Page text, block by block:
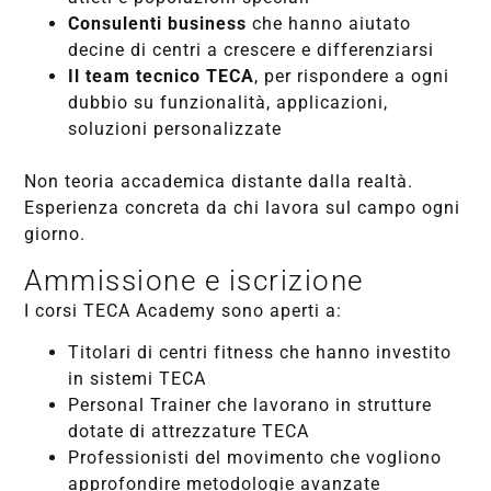
Consulenti business che hanno aiutato
decine di centri a crescere e differenziarsi
Il team tecnico TECA, per rispondere a ogni
dubbio su funzionalità, applicazioni,
soluzioni personalizzate
Non teoria accademica distante dalla realtà.
Esperienza concreta da chi lavora sul campo ogni
giorno.
Ammissione e iscrizione
I corsi TECA Academy sono aperti a:
Titolari di centri fitness che hanno investito
in sistemi TECA
Personal Trainer che lavorano in strutture
dotate di attrezzature TECA
Professionisti del movimento che vogliono
approfondire metodologie avanzate